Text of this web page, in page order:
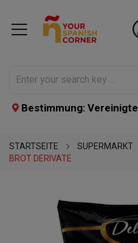
Bestimmung:
STARTSEITE SUPERMARKT
BROT DERIVATE